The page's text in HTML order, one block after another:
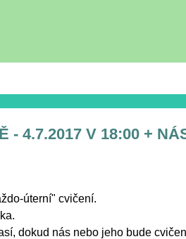
- 4.7.2017 V 18:00 +
úterní" cvičení.
dokud nás nebo jeho bude